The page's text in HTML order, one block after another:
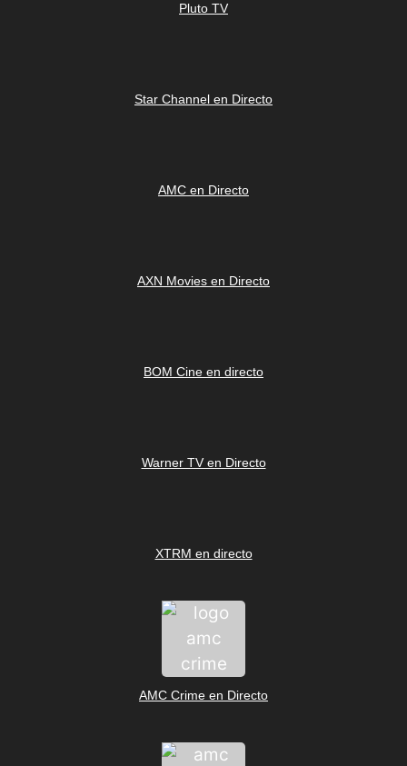
Pluto TV
Star Channel en Directo
AMC en Directo
AXN Movies en Directo
BOM Cine en directo
Warner TV en Directo
XTRM en directo
AMC Crime en Directo